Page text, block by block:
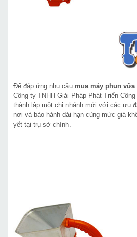
Để đáp ứng nhu cầu mua máy phun vữa
Công ty TNHH Giải Pháp Phát Triển
thành lập một chi nhánh mới với các ưu
nơi và bảo hành dài hạn cùng mức giá
yết tại trụ sở chính.